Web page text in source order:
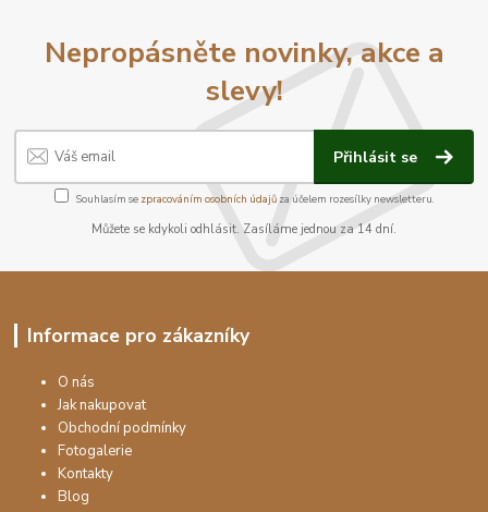
Nepropásněte novinky, akce a
slevy!
Přihlásit se
Souhlasím se zpracováním osobních údajůza účelem rozesílky newsletteru.
Můžete se kdykoli odhlásit. Zasíláme jednou za 14 dní.
Informace pro zákazníky
O nás
Jak nakupovat
Obchodní podmínky
Fotogalerie
Kontakty
Blog